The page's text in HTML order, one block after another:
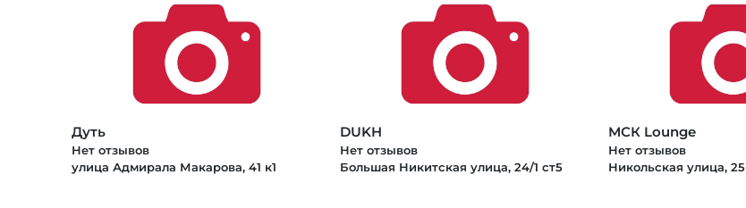
Дуть
Нет отзывов
улица Адмирала Макарова, 41 к1
DUKH
Нет отзывов
Большая Никитская улица, 24/1 ст5
МСК Lounge
Нет отзывов
Никольская улица, 25